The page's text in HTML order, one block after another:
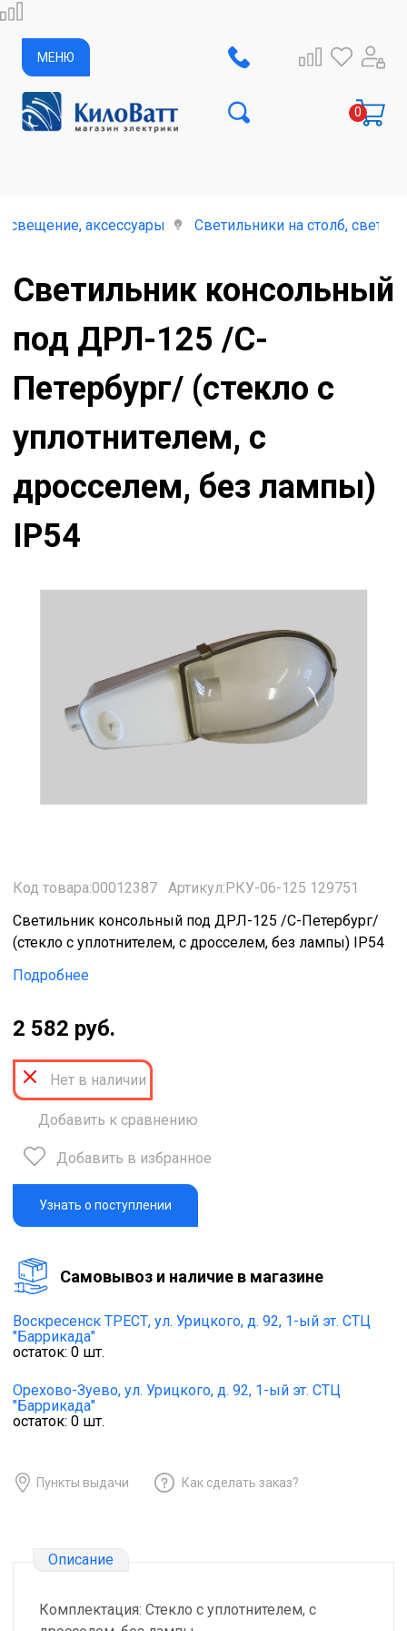
МЕНЮ
аксессуары Светильники на столб,
Светильник консольный
под ДРЛ-125 /С-
Петербург/ (стекло с
уплотнителем, с
дросселем, без лампы)
IP54
Код товара:00012387
Артикул:РКУ-06-125 129751
Светильник консольный под ДРЛ-125 /С-Петербург/
(стекло с уплотнителем, с дросселем, без лампы) IP54
Подробнее
2 582 руб.
Нет в наличии
Добавить к сравнению
Добавить в избранное
Узнать о поступлении
Cамовывоз и наличие в магазине
Воскресенск ТРЕСТ, ул. Урицкого, д. 92, 1-ый эт. СТЦ
"Баррикада"
остаток: 0 шт.
Орехово-Зуево, ул. Урицкого, д. 92, 1-ый эт. СТЦ
"Баррикада"
остаток: 0 шт.
Пункты выдачи Как сделать заказ?
Описание
Комплектация: Стекло с уплотнителем, с